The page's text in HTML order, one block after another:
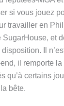
si vous jouez
travailler en
SugarHouse, et
Il
il remporte
qu’à certains
bête.